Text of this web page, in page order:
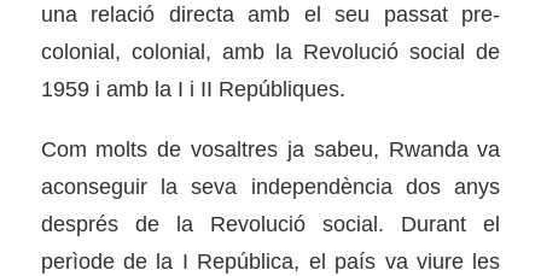
una relació directa amb el seu passat pre-
colonial, colonial, amb la Revolució social de
1959 i amb la I i II Repúbliques.
Com molts de vosaltres ja sabeu, Rwanda va
aconseguir la seva independència dos anys
després de la Revolució social. Durant el
perìode de la I República, el país va viure les